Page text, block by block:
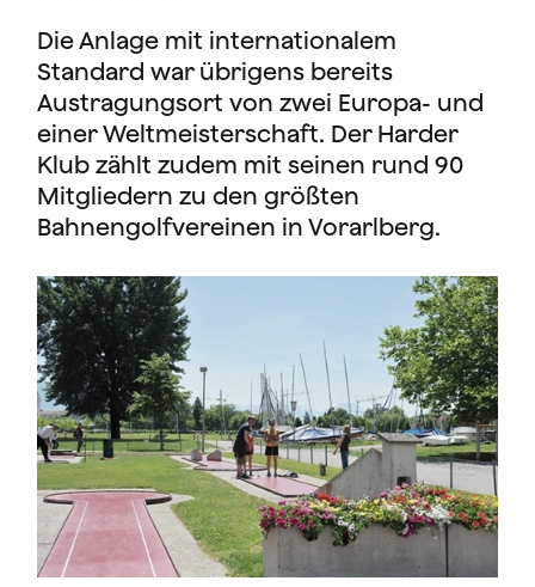
Die Anlage mit internationalem
Standard war übrigens bereits
Austragungsort von zwei Europa- und
einer Weltmeisterschaft. Der Harder
Klub zählt zudem mit seinen rund 90
Mitgliedern zu den größten
Bahnengolfvereinen in Vorarlberg.